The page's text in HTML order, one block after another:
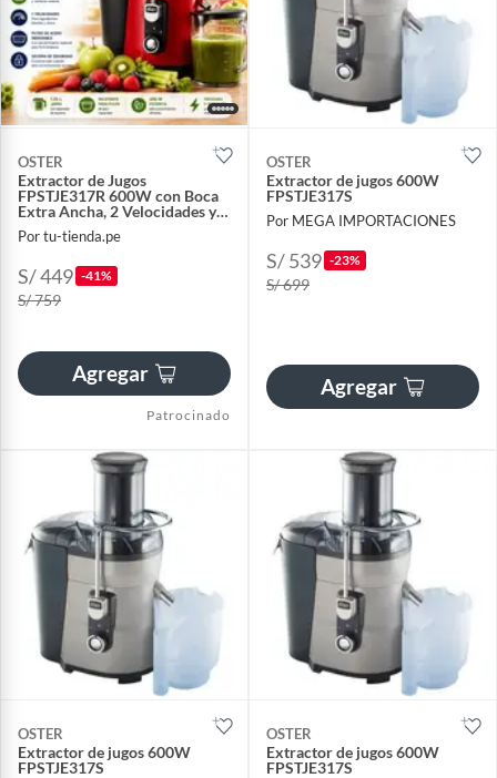
OSTER
Extractor de Jugos
FPSTJE317R 600W con Boca
Extra Ancha, 2 Velocidades y
Jarra de 1.25 L
Por tu-tienda.pe
S/ 449 -41%
S/ 759
Agregar
Patrocinado
OSTER
Extractor de jugos 600W
FPSTJE317S
Por MEGA IMPORTACIONES
S/ 539 -23%
S/ 699
Agregar
OSTER
Extractor de jugos 600W
FPSTJE317S
OSTER
Extractor de jugos 600W
FPSTJE317S